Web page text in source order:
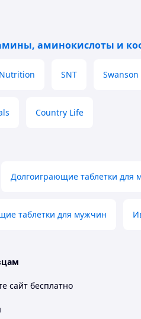
аминокислоты и
SNT Swanson
Country Life
Долгоиграющие таблетки для
таблетки для мужчин
сайт бесплатно